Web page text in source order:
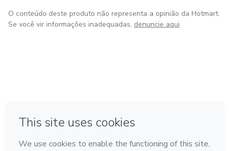
O conteúdo deste produto não representa a opinião da Hotmart.
Se você vir informações inadequadas, denuncie aqui
Feito com ❤ em Bogotá